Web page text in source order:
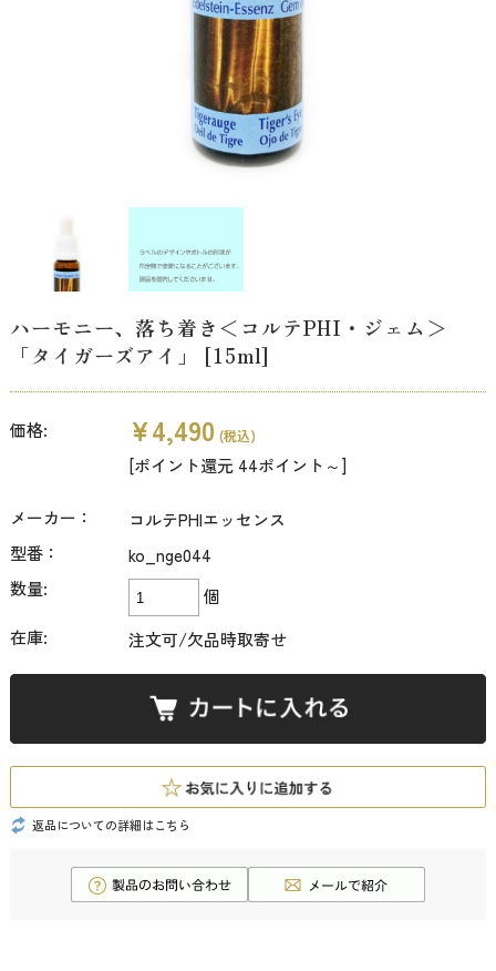
ハーモニー、落ち着き＜コルテPHI・ジェム＞
「タイガーズアイ」 [15ml]
価格: ¥4,490 (税込)
[ポイント還元 44ポイント～]
メーカー：
コルテPHIエッセンス
型番：
ko_nge044
数量:
個
在庫:
注文可/欠品時取寄せ
返品についての詳細はこちら